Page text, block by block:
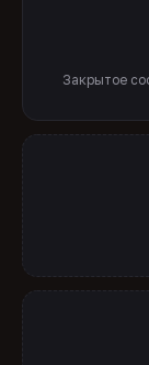
Закрытое